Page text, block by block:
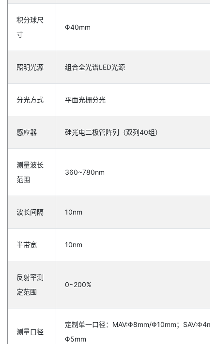
积分球尺
寸
Φ40mm
照明光源 组合全光谱LED光源
分光方式 平面光栅分光
感应器 硅光电二极管阵列（双列40组）
测量波长
范围
360~780nm
波长间隔 10nm
半带宽 10nm
反射率测
定范围
0~200%
测量口径
定制单一口径：MAV:Φ8mm/Φ10mm；
Φ5mm